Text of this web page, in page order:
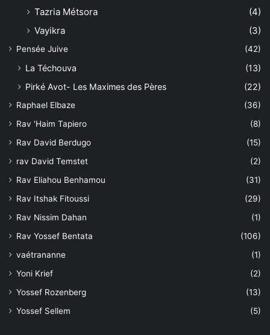
Tazria Métsora
(4)
Vayikra
(3)
Pensée Juive (42)
La Téchouva
(13)
Pirké Avot- Les Maximes des Pères
(22)
Raphael Elbaze
(36)
Rav 'Haim Tapiero
(8)
Rav David Berdugo
(15)
rav David Temstet
(2)
Rav Eliahou Benhamou
(31)
Rav Itshak Fitoussi
(29)
Rav Nissim Dahan
(1)
Rav Yossef Bentata
(106)
vaétrananne
(1)
Yoni Krief
(2)
Yossef Rozenberg
(13)
Yossef Sellem
(5)